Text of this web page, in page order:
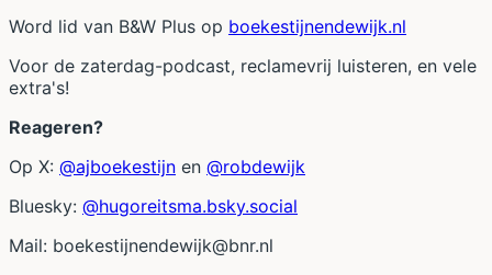
Word lid van B&W Plus op boekestijnendewijk.nl
Voor de zaterdag-podcast, reclamevrij luisteren, en vele
extra's!
Reageren?
Op X: @ajboekestijn en @robdewijk
Bluesky: @hugoreitsma.bsky.social
Mail: boekestijnendewijk@bnr.nl